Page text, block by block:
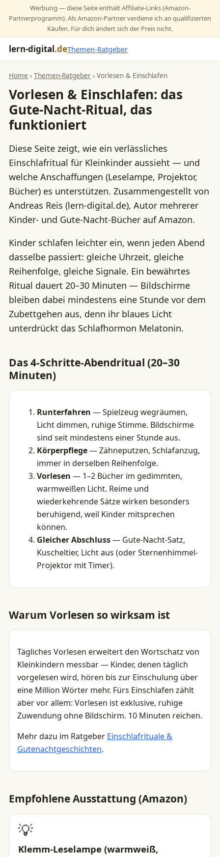
Werbung — diese Seite enthält Affiliate-Links (Amazon-
Partnerprogramm). Als Amazon-Partner verdiene ich an qualifizierten
Käufen. Für dich ändert sich der Preis nicht.
lern-digital.deThemen-Ratgeber
Home › Themen-Ratgeber › Vorlesen & Einschlafen
Vorlesen & Einschlafen: das
Gute-Nacht-Ritual, das
funktioniert
Diese Seite zeigt, wie ein verlässliches
Einschlafritual für Kleinkinder aussieht — und
welche Anschaffungen (Leselampe, Projektor,
Bücher) es unterstützen. Zusammengestellt von
Andreas Reis (lern-digital.de), Autor mehrerer
Kinder- und Gute-Nacht-Bücher auf Amazon.
Kinder schlafen leichter ein, wenn jeden Abend
dasselbe passiert: gleiche Uhrzeit, gleiche
Reihenfolge, gleiche Signale. Ein bewährtes
Ritual dauert 20–30 Minuten — Bildschirme
bleiben dabei mindestens eine Stunde vor dem
Zubettgehen aus, denn ihr blaues Licht
unterdrückt das Schlafhormon Melatonin.
Das 4-Schritte-Abendritual (20–30
Minuten)
Runterfahren — Spielzeug wegräumen,
Licht dimmen, ruhige Stimme. Bildschirme
sind seit mindestens einer Stunde aus.
Körperpflege— Zähneputzen, Schlafanzug,
immer in derselben Reihenfolge.
Vorlesen — 1–2 Bücher im gedimmten,
warmweißen Licht. Reime und
wiederkehrende Sätze wirken besonders
beruhigend, weil Kinder mitsprechen
können.
Gleicher Abschluss— Gute-Nacht-Satz,
Kuscheltier, Licht aus (oder Sternenhimmel-
Projektor mit Timer).
Warum Vorlesen so wirksam ist
Tägliches Vorlesen erweitert den Wortschatz von
Kleinkindern messbar — Kinder, denen täglich
vorgelesen wird, hören bis zur Einschulung über
eine Million Wörter mehr. Fürs Einschlafen zählt
aber vor allem: Vorlesen ist exklusive, ruhige
Zuwendung ohne Bildschirm. 10 Minuten reichen.
Mehr dazu im Ratgeber Einschlafrituale &
Gutenachtgeschichten.
Empfohlene Ausstattung (Amazon)
💡
Klemm-Leselampe (warmweiß,